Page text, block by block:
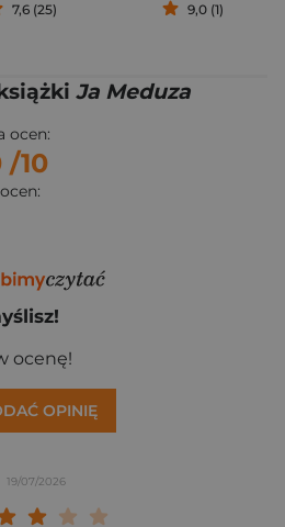
7,6 (25) 9,0 (1)
Ja Meduza
ocen:
/10
ocenę!
OPINIĘ
19/07/2026
Twoja ocena:
Twoja ocena: Wybitna 9/
Twoja ocena: Rewelacyjna 8/
ocena: Bardzo dobra 7/10"
ocena: Dobra 6/10"
Przeciętna 5/10"
Może być 4/10"
3/10"
słaba 2/10"
1/10"